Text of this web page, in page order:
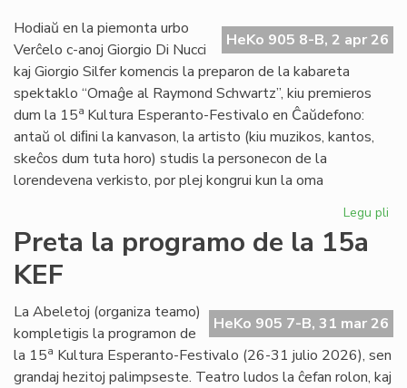
ne
HeKo 905 8-B, 2 apr 26
Hodiaŭ en la piemonta urbo
Verĉelo c-anoj Giorgio Di Nucci
kaj Giorgio Silfer komencis la preparon de la kabareta
spektaklo “Omaĝe al Raymond Schwartz”, kiu premieros
dum la 15a Kultura Esperanto-Festivalo en Ĉaŭdefono:
antaŭ ol diﬁni la kanvason, la artisto (kiu muzikos, kantos,
skeĉos dum tuta horo) studis la personecon de la
lorendevena verkisto, por plej kongrui kun la oma
Legu pli
de
Preta la programo de la 15a
KEF
HeKo 905 7-B, 31 mar 26
La Abeletoj (organiza teamo)
kompletigis la programon de
la 15a Kultura Esperanto-Festivalo (26-31 julio 2026), sen
grandaj hezitoj palimpseste. Teatro ludos la ĉefan rolon, kaj